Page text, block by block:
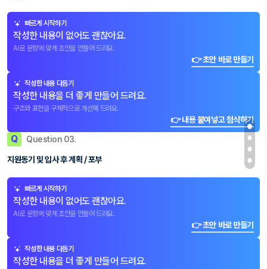
빠르게 시작하기
작성한 내용이 없어도 괜찮아요.
AI로 문항에 맞게 초안을 만들어 드려요.
👉 초안 바로 만들기
작성한 내용 다듬기
작성한 내용을 더 좋게 만들어 드려요.
구조와 표현을 구체적으로 개선해 드려요.
👉 내용 붙여넣고 첨삭하기
Q Question 03.
지원동기 및 입사 후 계획 / 포부
빠르게 시작하기
작성한 내용이 없어도 괜찮아요.
AI로 문항에 맞게 초안을 만들어 드려요.
👉 초안 바로 만들기
작성한 내용 다듬기
작성한 내용을 더 좋게 만들어 드려요.